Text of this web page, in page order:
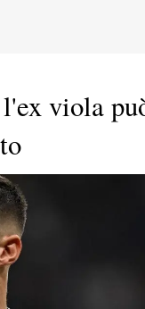
viola